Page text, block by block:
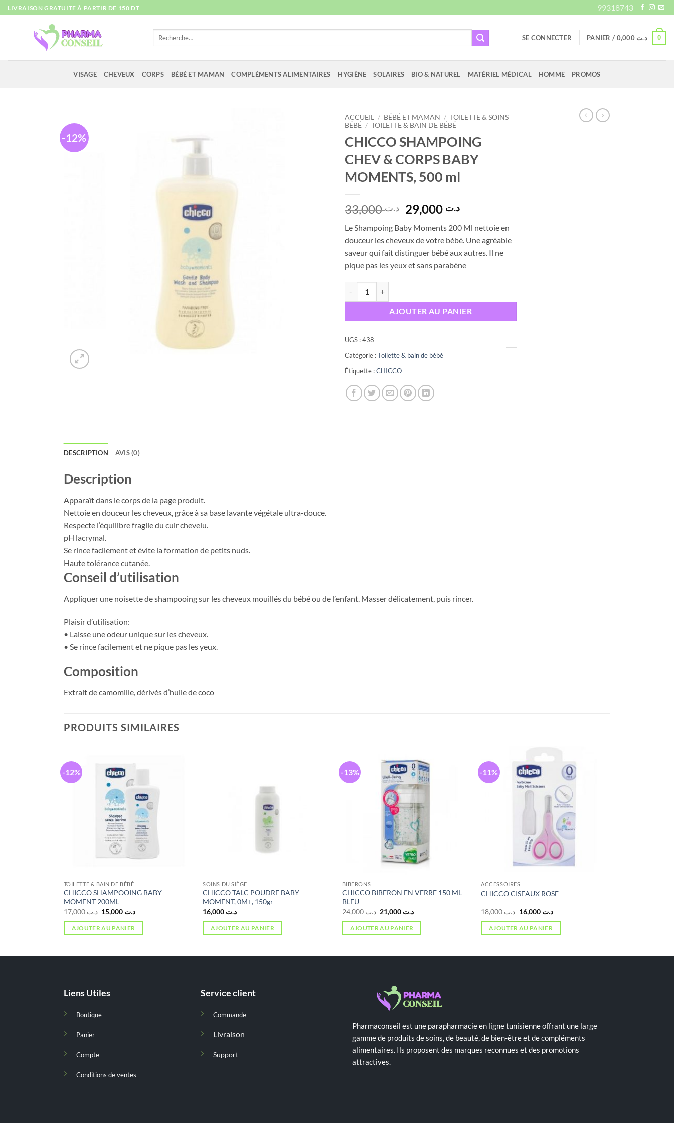
Passer
au
LIVRAISON GRATUITE À PARTIR DE 150 DT 99318743
Recherche
SE CONNECTER PANIER / د.ت 0,000 0
VISAGE CHEVEUX CORPS BÉBÉ ET MAMAN COMPLÉMENTS ALIMENTAIRES HYGIÈNE SOLAIRES BIO & NATUREL MATÉRIEL MÉDICAL HOMME PROMOS
-12%
ACCUEIL / BÉBÉ ET MAMAN / TOILETTE & SOINS
BÉBÉ / TOILETTE & BAIN DE BÉBÉ
CHICCO SHAMPOING
CHEV & CORPS BABY
MOMENTS, 500 ml
د.ت33,000
Le
prix
initial
était :
د.ت 33,000.
د.تLe
actuel
est :
Le Shampoing Baby Moments 200 Ml nettoie en
douceur les cheveux de votre bébé. Une agréable
saveur qui fait distinguer bébé aux autres. Il ne
pique pas les yeux et sans parabène
AJOUTER AU PANIER
UGS :438
Catégorie :Toilette & bain de bébé
Étiquette :CHICCO
DESCRIPTION AVIS (0)
Description
Apparaît dans le corps de la page produit.
Nettoie en douceur les cheveux, grâce à sa base lavante végétale ultra-douce.
Respecte l’équilibre fragile du cuir chevelu.
pH lacrymal.
Se rince facilement et évite la formation de petits nuds.
Haute tolérance cutanée.
Conseil d’utilisation
Appliquer une noisette de shampooing sur les cheveux mouillés du bébé ou de l’enfant. Masser délicatement, puis rincer.
Plaisir d’utilisation:
• Laisse une odeur unique sur les cheveux.
• Se rince facilement et ne pique pas les yeux.
Composition
Extrait de camomille, dérivés d’huile de coco
PRODUITS SIMILAIRES
-12%
TOILETTE & BAIN DE BÉBÉ
CHICCO SHAMPOOING BABY
MOMENT 200ML
د.ت17,000
Le
prix
initial
était :
د.تLe
AJOUTER AU PANIER
SOINS DU SIÈGE
CHICCO TALC POUDRE BABY
MOMENT, 0M+, 150gr
د.ت
AJOUTER AU PANIER
-13%
BIBERONS
CHICCO BIBERON EN VERRE 150 ML
BLEU
د.ت24,000
Le
prix
initial
était :
د.تLe
AJOUTER AU PANIER
-11%
ACCESSOIRES
CHICCO CISEAUX ROSE
د.ت18,000
Le
prix
initial
était :
د.ت 16,000
Le
est :
AJOUTER AU PANIER
Liens Utiles
Boutique
Panier
Compte
Conditions de ventes
Service client
Commande
Livraison
Support
Pharmaconseil est une parapharmacie en ligne tunisienne offrant une large
gamme de produits de soins, de beauté, de bien-être et de compléments
alimentaires. Ils proposent des marques reconnues et des promotions
attractives.